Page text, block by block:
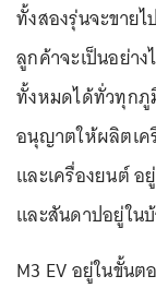
ทั้งสองรุ่นจะขาย
ลูกค้าจะเป็นอย่า
ทั้งหมดได้ทั่วทุกภู
อนุญาตให้ผลิตเค
และเครื่องยนต์
และสันดาปอยู่ใน
M3 EV อยู่ในขั้น